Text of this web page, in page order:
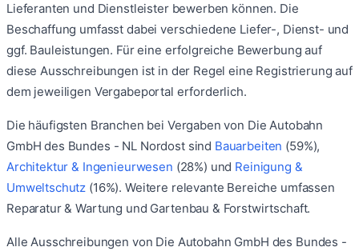
Lieferanten und Dienstleister bewerben können. Die
Beschaffung umfasst dabei verschiedene Liefer-, Dienst- und
ggf. Bauleistungen. Für eine erfolgreiche Bewerbung auf
diese Ausschreibungen ist in der Regel eine Registrierung auf
dem jeweiligen Vergabeportal erforderlich.
Die häufigsten Branchen bei Vergaben von Die Autobahn
GmbH des Bundes - NL Nordostsind Bauarbeiten (59%),
Architektur & Ingenieurwesen (28%) und Reinigung &
Umweltschutz (16%). Weitere relevante Bereiche umfassen
Reparatur & Wartung und Gartenbau & Forstwirtschaft.
Alle Ausschreibungen von Die Autobahn GmbH des Bundes -